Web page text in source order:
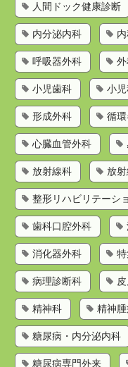
人間ドック健康診断
内分泌内科
呼吸器外科
小児歯科 小
形成外科 循
心臓血管外科
放射線科 放
整形リハビリテーシ
歯科口腔外科
消化器外科
病理診断科
精神科 精神
糖尿病・内分泌内科
糖尿病専門外来